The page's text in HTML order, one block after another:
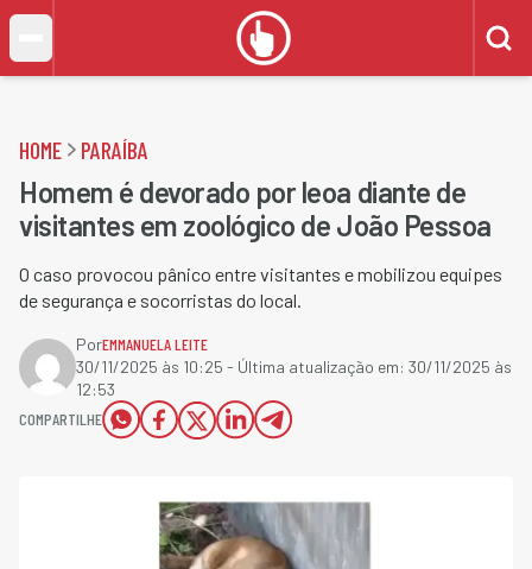
HOME PARAÍBA
Homem é devorado por leoa diante de
visitantes em zoológico de João Pessoa
O caso provocou pânico entre visitantes e mobilizou equipes
de segurança e socorristas do local.
PorEMMANUELA LEITE
30/11/2025 às 10:25 - Última atualização em: 30/11/2025 às
12:53
COMPARTILHE